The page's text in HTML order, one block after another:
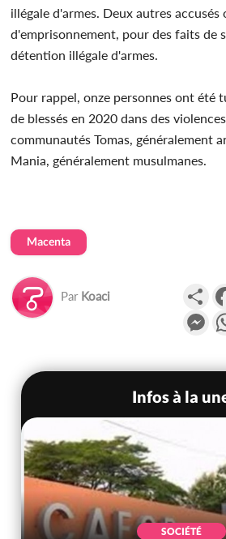
illégale d'armes. Deux autres
d'emprisonnement, pour des faits de
détention illégale d'armes.
Pour rappel, onze personnes ont été
de blessés en 2020 dans des
communautés Tomas, généralement
Mania, généralement musulmanes.
Macenta
Par Koaci
Infos à la
SOCIÉTÉ